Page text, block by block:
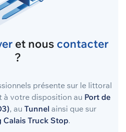
et nous contacter
?
présente sur le littoral
à votre disposition au Port de
, au Tunnel ainsi que sur
Calais Truck Stop.